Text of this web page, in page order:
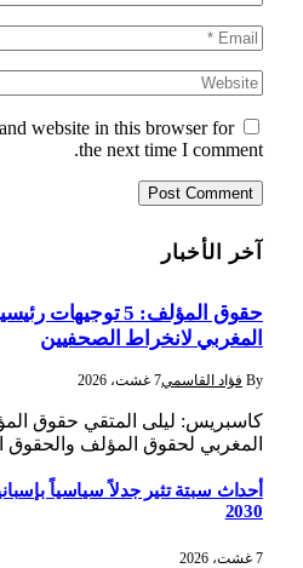
website in this browser for
the next time I comment.
آخر الأخبار
حقوق المؤلف: 5
المغربي لانخراط الصحفيين
By فؤاد القاسمي7 غشت، 2026
كاسبريس: ليلى المتقي حقوق
المغربي لحقوق المؤلف
أحداث سبتة تثير جدلاً سياسياً
2030
7 غشت، 2026